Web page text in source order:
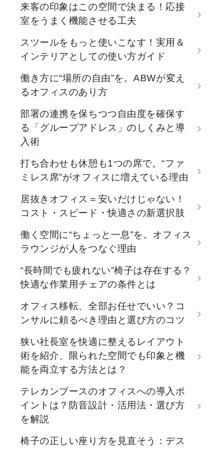
来客の印象はこの空間で決まる！応接
室をうまく機能させる工夫
スツールをもっと使いこなす！実用＆
インテリアとしての使い方ガイド
働き方に“場所の自由”を。ABWが変え
るオフィスのあり方
部署の連携を保ちつつ自由度を確保す
る「グループアドレス」のしくみと導
入術
打ち合わせも休憩も1つの席で。“ファ
ミレス席”がオフィスに増えている理由
居抜きオフィス＝安いだけじゃない！
コスト・スピード・快適さの新選択肢
働く空間に“ちょっと一息”を。オフィス
ラウンジが人をつなぐ理由
“長時間でも疲れない”椅子は存在する？
快適な作業用チェアの条件とは
オフィス移転、全部お任せでいい？コ
ンサルに頼るべき理由と選び方のコツ
狭い社長室を快適に整えるレイアウト
術を紹介、限られた空間でも印象と機
能を両立する方法とは？
テレカンブースのオフィスへの導入ポ
イントは？防音設計・活用法・選び方
を解説
椅子の正しい座り方を見直そう：デス